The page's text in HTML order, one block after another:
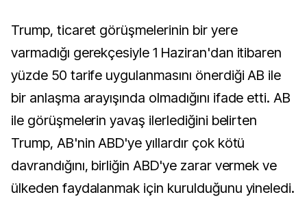
Trump, ticaret görüşmelerinin bir yere
varmadığı gerekçesiyle 1 Haziran'dan itibaren
yüzde 50 tarife uygulanmasını önerdiği AB ile
bir anlaşma arayışında olmadığını ifade etti. AB
ile görüşmelerin yavaş ilerlediğini belirten
Trump, AB'nin ABD'ye yıllardır çok kötü
davrandığını, birliğin ABD'ye zarar vermek ve
ülkeden faydalanmak için kurulduğunu yineledi.